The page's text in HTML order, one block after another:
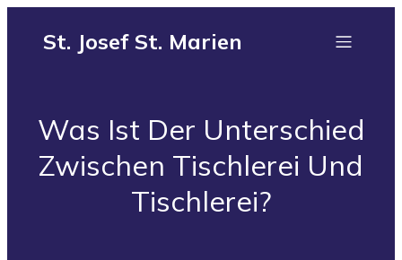
St. Josef St. Marien
Was Ist Der Unterschied
Zwischen Tischlerei Und
Tischlerei?